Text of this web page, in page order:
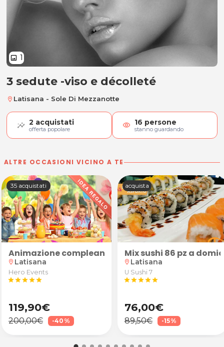
image 1
3 sedute -viso e décolleté
3 sedute -viso e décolleté
location_on Latisana - Sole Di Mezzanotte
2 acquistati
offerta popolare visibility 16 persone
stanno guardando
ALTRE OCCASIONI VICINO A TE
35 acquistati
Animazione compleanno bambini
location_on Latisana
Hero Events
starstarstarstarstar
119,90€
200,00€ -40%
acquista
Mix sushi 86 pz a
location_on Latisana
U Sushi 7
starstarstarstarstar
76,00€
89,50€ -15%